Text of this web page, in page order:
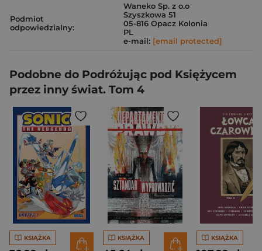
Podmiot
odpowiedzialny:
Waneko Sp. z o.o
Szyszkowa 51
05-816 Opacz Kolonia
PL
e-mail: [email protected]
Podobne do Podróżując pod Księżycem
przez inny świat. Tom 4
KSIĄŻKA KSIĄŻKA KSIĄŻKA